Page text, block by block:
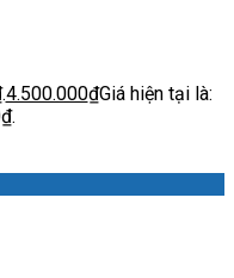
4.500.000₫Giá hiện tại là: